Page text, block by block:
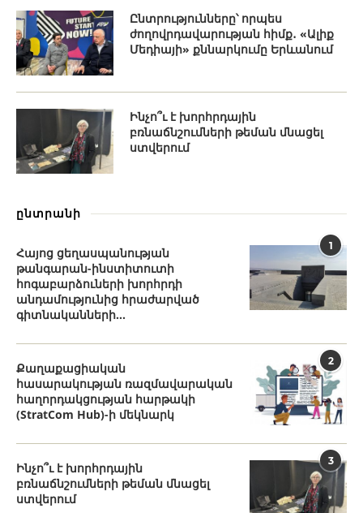
Ընտրությունները՝ որպես
ժողովրդավարության հիմք․ «Ալիք
Մեդիայի» քննարկումը Երևանում
Ինչո՞ւ է խորհրդային
բռնաճնշումների թեման մնացել
ստվերում
ընտրանի
1
Հայոց ցեղասպանության
թանգարան-ինստիտուտի
հոգաբարձուների խորհրդի
անդամությունից հրաժարված
գիտնականների...
2
Քաղաքացիական
հասարակության ռազմավարական
հաղորդակցության հարթակի
(StratCom Hub)-ի մեկնարկ
3
Ինչո՞ւ է խորհրդային
բռնաճնշումների թեման մնացել
ստվերում